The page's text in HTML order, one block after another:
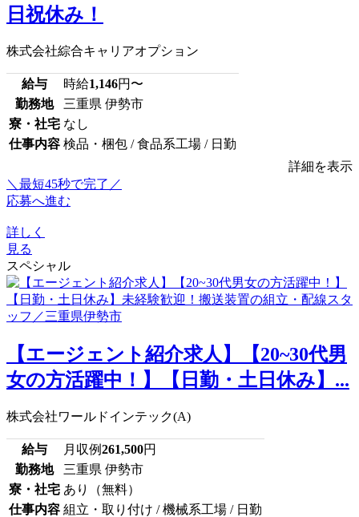
日祝休み！
株式会社綜合キャリアオプション
給与 時給1,146円〜
勤務地
三重県 伊勢市
寮・社宅 なし
仕事内容 検品・梱包 / 食品系工場 / 日勤
詳細を表示
＼最短45秒で完了／
応募へ進む
詳しく
見る
スペシャル
【エージェント紹介求人】【20~30代男
女の方活躍中！】【日勤・土日休み】...
株式会社ワールドインテック(A)
給与 月収例261,500円
勤務地
三重県 伊勢市
寮・社宅 あり（無料）
仕事内容 組立・取り付け / 機械系工場 / 日勤